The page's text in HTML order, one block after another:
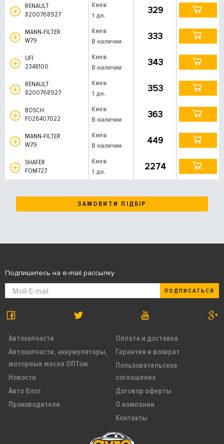
RENAULT
8200768927
Киев
1 дн.
329
MANN-FILTER
W79
Киев
В наличии
333
UFI
2348100
Киев
В наличии
343
RENAULT
8200768927
Киев
1 дн.
353
BOSCH
F026407022
Киев
В наличии
363
MANN-FILTER
W79
Киев
В наличии
449
SHAFER
FOM727
Киев
1 дн.
2274
ЗАМОВИТИ ПІДБІР
Автозапчасти
Автозапчасти, аккумуляторы,
моторные масла ОПТом
Новости
Авто блог
Производители
Оплата и доставка
Гарантия и возврат
Пользовательское
соглашение
Договор оферты
О компании
Контакты
Подпишитесь на e-mail рассылку
ПОДПИСАТЬСЯ